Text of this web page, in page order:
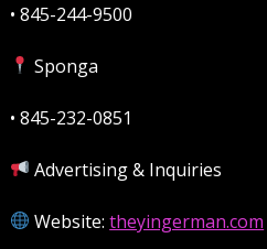
• 845-244-9500
Sponga
• 845-232-0851
Advertising & Inquiries
Website:theyingerman.com